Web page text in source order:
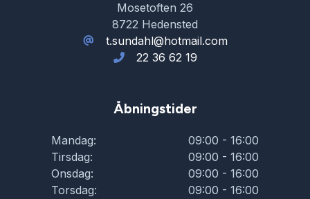
Mosetoften 26
8722 Hedensted
t.sundahl@hotmail.com
22 36 62 19
Åbningstider
Mandag:
09:00 - 16:00
Tirsdag:
09:00 - 16:00
Onsdag:
09:00 - 16:00
Torsdag:
09:00 - 16:00